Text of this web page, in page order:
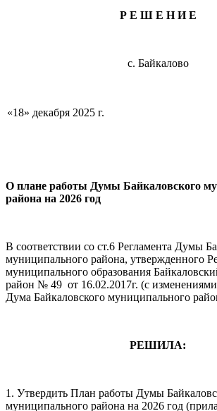
Р Е Ш Е Н И Е
с. Байкалово
«18» декабря 2025 г.
О плане работы Думы Байкаловского
района на 2026 год
В соответствии со ст.6 Регламента Думы
муниципального района, утвержденного
муниципального образования
район № 49 от 16.02.2017г. (с
Дума Байкаловского муниципального
РЕШИЛА:
1. Утвердить План работы Думы
муниципального района на 2026 год